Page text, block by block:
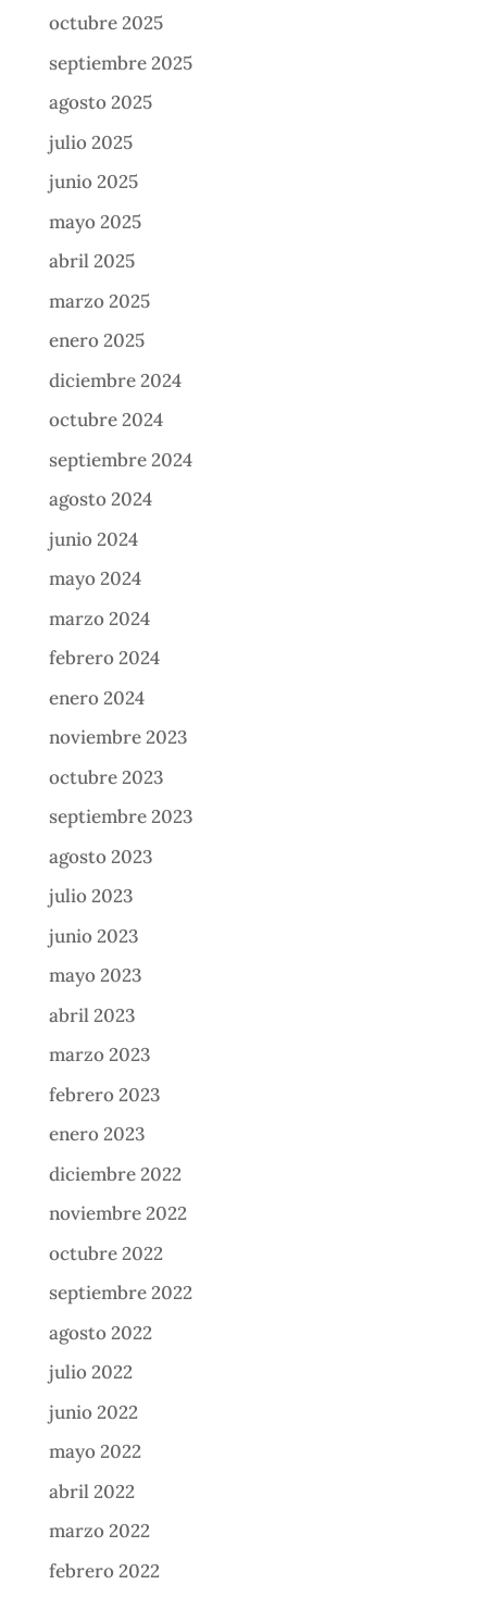
octubre 2025
septiembre 2025
agosto 2025
julio 2025
junio 2025
mayo 2025
abril 2025
marzo 2025
enero 2025
diciembre 2024
octubre 2024
septiembre 2024
agosto 2024
junio 2024
mayo 2024
marzo 2024
febrero 2024
enero 2024
noviembre 2023
octubre 2023
septiembre 2023
agosto 2023
julio 2023
junio 2023
mayo 2023
abril 2023
marzo 2023
febrero 2023
enero 2023
diciembre 2022
noviembre 2022
octubre 2022
septiembre 2022
agosto 2022
julio 2022
junio 2022
mayo 2022
abril 2022
marzo 2022
febrero 2022